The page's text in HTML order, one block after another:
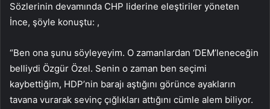
Sözlerinin devamında CHP liderine eleştiriler yöneten
İnce, şöyle konuştu: ,
“Ben ona şunu söyleyeyim. O zamanlardan ‘DEM’leneceğin
belliydi Özgür Özel. Senin o zaman ben seçimi
kaybettiğim, HDP’nin barajı aştığını görünce ayakların
tavana vurarak sevinç çığlıkları attığını cümle alem biliyor.